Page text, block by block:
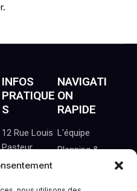
INFOS
PRATIQUE
S
12 Rue Louis
Pasteur
44119
NAVIGATI
ON
RAPIDE
L'équipe
Planning &